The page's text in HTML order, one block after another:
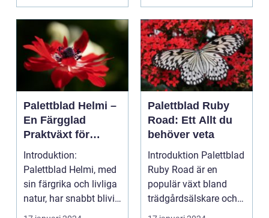
Palettblad Helmi –
En Färgglad
Praktväxt för
Hemmet
Introduktion:
Palettblad Helmi, med
sin färgrika och livliga
natur, har snabbt blivit
en favorit bla...
Palettblad Ruby
Road: Ett Allt du
behöver veta
Introduktion Palettblad
Ruby Road är en
populär växt bland
trädgårdsälskare och
inomhusväxtentusias..